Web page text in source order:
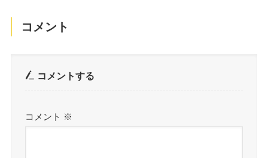
コメント
コメントする
コメント ※